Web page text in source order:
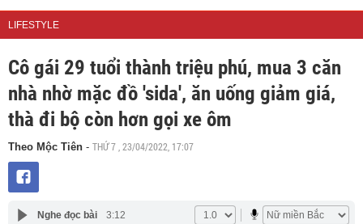
LIFESTYLE
Cô gái 29 tuổi thành triệu phú, mua 3 căn
nhà nhờ mặc đồ 'sida', ăn uống giảm giá,
thà đi bộ còn hơn gọi xe ôm
Theo Mộc Tiên - THỨ 7 , 23/04/2022, 17:07
Nghe đọc bài 3:12